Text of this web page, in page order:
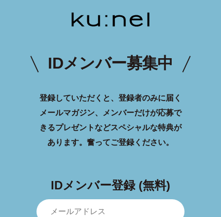
IDメンバー募集中
登録していただくと、登録者のみに届く
メールマガジン、メンバーだけが応募で
きるプレゼントなどスペシャルな特典が
あります。 奮ってご登録ください。
IDメンバー登録 (無料)